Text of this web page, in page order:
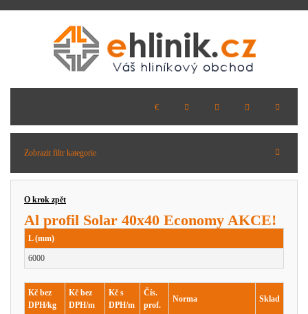
Zobrazit filtr kategorie
O krok zpět
Al profil Solar 40x40 Economy AKCE!
L (mm)
6000
Kč bez
DPH/kg
Kč bez
DPH/m
Kč s
DPH/m
Čís.
prof.
Norma Sklad